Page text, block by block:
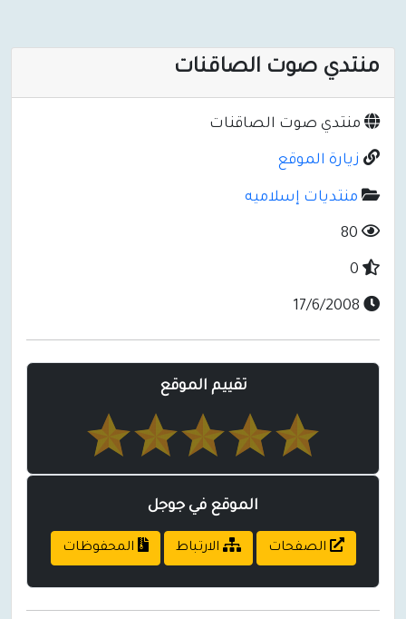
منتدي صوت الصاقنات
منتدي صوت الصاقنات
زيارة الموقع
منتديات إسلاميه
تقييم الموقع
الموقع في جوجل
الصفحات الارتباط المحفوظات